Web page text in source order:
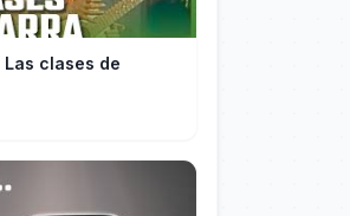
Las clases de